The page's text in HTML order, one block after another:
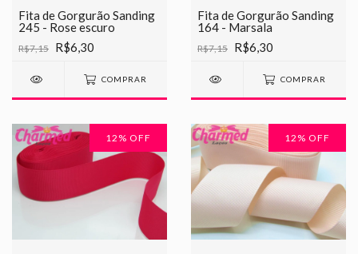
Fita de Gorgurão Sanding
245 - Rose escuro
R$7,15 R$6,30
COMPRAR
Fita de Gorgurão Sanding
164 - Marsala
R$7,15 R$6,30
COMPRAR
12 % OFF 12 % OFF